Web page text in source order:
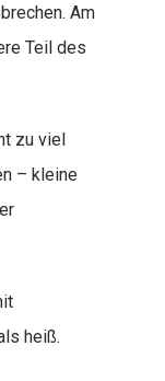
Am
Teil des
zu viel
– kleine
heiß.